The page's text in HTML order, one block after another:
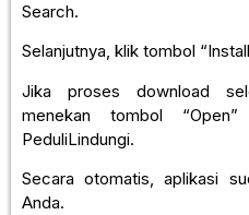
Search.
Selanjutnya, klik tombol
Jika proses download
menekan tombol
PeduliLindungi.
Secara otomatis, aplikasi
Anda.